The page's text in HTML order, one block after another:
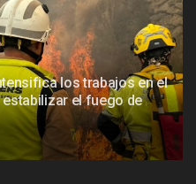
los trabajos en el
el fuego de